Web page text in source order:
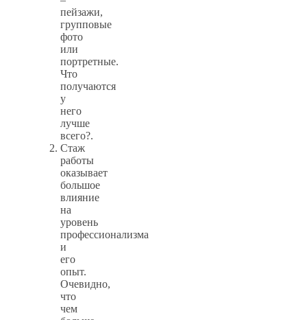
пейзажи,
групповые
фото
или
портретные.
Что
получаются
у
него
лучше
всего?.
Стаж
работы
оказывает
большое
влияние
на
уровень
профессионализма
и
его
опыт.
Очевидно,
что
чем